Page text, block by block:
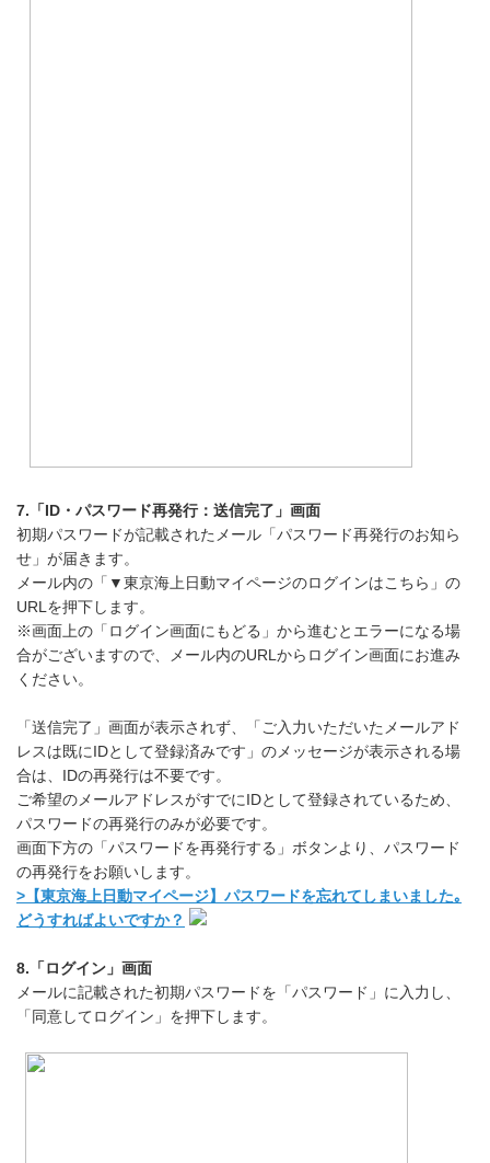
7.「ID・パスワード再発行：送信完了」画面
初期パスワードが記載されたメール「パスワード再発行のお知ら
せ」が届きます。
メール内の「▼東京海上日動マイページのログインはこちら」の
URLを押下します。
※画面上の「ログイン画面にもどる」から進むとエラーになる場
合がございますので、メール内のURLからログイン画面にお進み
ください。
「送信完了」画面が表示されず、「ご入力いただいたメールアド
レスは既にIDとして登録済みです」のメッセージが表示される場
合は、IDの再発行は不要です。
ご希望のメールアドレスがすでにIDとして登録されているため、
パスワードの再発行のみが必要です。
画面下方の「パスワードを再発行する」ボタンより、パスワード
の再発行をお願いします。
>【東京海上日動マイページ】パスワードを忘れてしまいました｡
どうすればよいですか？
8.「ログイン」画面
メールに記載された初期パスワードを「パスワード」に入力し、
「同意してログイン」を押下します。